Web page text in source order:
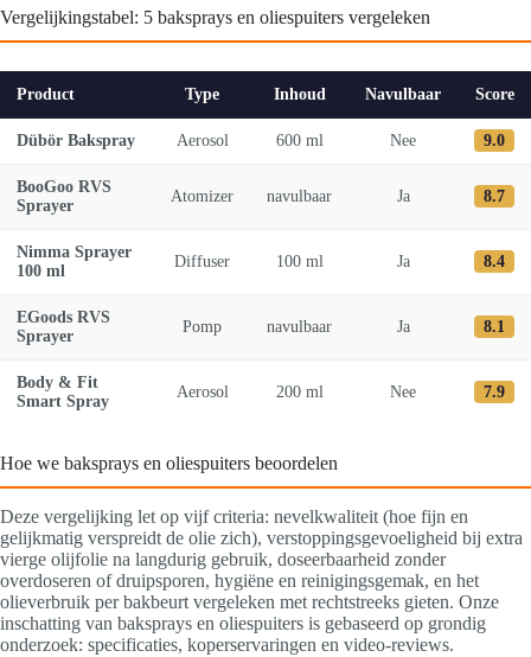
Vergelijkingstabel: 5 baksprays en oliespuiters vergeleken
Product Type Inhoud Navulbaar Score
Dübör Bakspray Aerosol 600 ml Nee 9.0
BooGoo RVS
Sprayer
Atomizer navulbaar Ja 8.7
Nimma Sprayer
100 ml
Diffuser 100 ml Ja 8.4
EGoods RVS
Sprayer
Pomp navulbaar Ja 8.1
Body & Fit
Smart Spray
Aerosol 200 ml Nee 7.9
Hoe we baksprays en oliespuiters beoordelen
Deze vergelijking let op vijf criteria: nevelkwaliteit (hoe fijn en
gelijkmatig verspreidt de olie zich), verstoppingsgevoeligheid bij extra
vierge olijfolie na langdurig gebruik, doseerbaarheid zonder
overdoseren of druipsporen, hygiëne en reinigingsgemak, en het
olieverbruik per bakbeurt vergeleken met rechtstreeks gieten. Onze
inschatting van baksprays en oliespuiters is gebaseerd op grondig
onderzoek: specificaties, koperservaringen en video-reviews.